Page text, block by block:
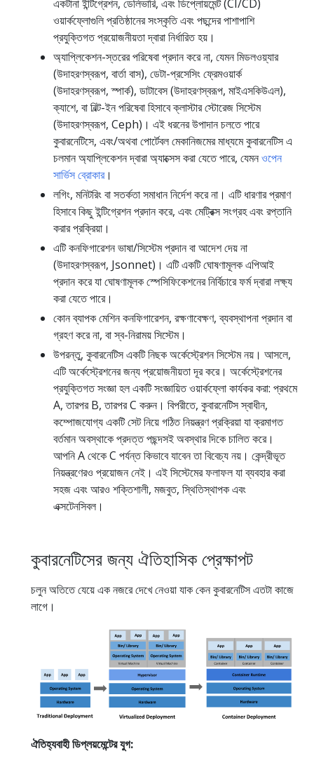
একটানা ইন্টিগ্রেশন, ডেলিভারি, এবং ডিপ্লোয়মেন্ট (CI/CD)
ওয়ার্কফ্লোগুলি প্রতিষ্ঠানের সংস্কৃতি এবং পছন্দের পাশাপাশি
প্রযুক্তিগত প্রয়োজনীয়তা দ্বারা নির্ধারিত হয়।
অ্যাপ্লিকেশন-স্তরের পরিষেবা প্রদান করে না, যেমন মিডলওয়্যার
(উদাহরণস্বরূপ, বার্তা বাস), ডেটা-প্রসেসিং ফ্রেমওয়ার্ক
(উদাহরণস্বরূপ, স্পার্ক), ডাটাবেস (উদাহরণস্বরূপ, মাইএসকিউএল),
ক্যাশে, বা বিল্ট-ইন পরিষেবা হিসাবে ক্লাস্টার স্টোরেজ সিস্টেম
(উদাহরণস্বরূপ, Ceph)। এই ধরনের উপাদান চলতে পারে
কুবারনেটিসে, এবং/অথবা পোর্টেবল মেকানিজমের মাধ্যমে কুবারনেটিস এ
চলমান অ্যাপ্লিকেশন দ্বারা অ্যাক্সেস করা যেতে পারে, যেমনওপেন
সার্ভিস ব্রোকার।
লগিং, মনিটরিং বা সতর্কতা সমাধান নির্দেশ করে না। এটি ধারণার প্রমাণ
হিসাবে কিছু ইন্টিগ্রেশন প্রদান করে, এবং মেট্রিক্স সংগ্রহ এবং রপ্তানি
করার প্রক্রিয়া।
এটি কনফিগারেশন ভাষা/সিস্টেম প্রদান বা আদেশ দেয় না
(উদাহরণস্বরূপ, Jsonnet)। এটি একটি ঘোষণামূলক এপিআই
প্রদান করে যা ঘোষণামূলক স্পেসিফিকেশনের নির্বিচারে ফর্ম দ্বারা লক্ষ্য
করা যেতে পারে।
কোন ব্যাপক মেশিন কনফিগারেশন, রক্ষণাবেক্ষণ, ব্যবস্থাপনা প্রদান বা
গ্রহণ করে না, বা স্ব-নিরাময় সিস্টেম।
উপরন্তু, কুবারনেটিস একটি নিছক অর্কেস্ট্রেশন সিস্টেম নয়। আসলে,
এটি অর্কেস্ট্রেশনের জন্য প্রয়োজনীয়তা দূর করে। অর্কেস্ট্রেশনের
প্রযুক্তিগত সংজ্ঞা হল একটি সংজ্ঞায়িত ওয়ার্কফ্লো কার্যকর করা: প্রথমে
A, তারপর B, তারপর C করুন। বিপরীতে, কুবারনেটিস স্বাধীন,
কম্পোজযোগ্য একটি সেট নিয়ে গঠিত নিয়ন্ত্রণ প্রক্রিয়া যা ক্রমাগত
বর্তমান অবস্থাকে প্রদত্ত পছন্দসই অবস্থার দিকে চালিত করে।
আপনি A থেকে C পর্যন্ত কিভাবে যাবেন তা বিবেচ্য নয়। কেন্দ্রীভূত
নিয়ন্ত্রণেরও প্রয়োজন নেই। এই সিস্টেমের ফলাফল যা ব্যবহার করা
সহজ এবং আরও শক্তিশালী, মজবুত, স্থিতিস্থাপক এবং
এক্সটেনসিবল।
কুবারনেটিসের জন্য ঐতিহাসিক প্রেক্ষাপট
চলুন অতিতে যেয়ে এক নজরে দেখে নেওয়া যাক কেন কুবারনেটিস এতটা কাজে
লাগে।
ঐতিহ্যবাহী ডিপ্লয়মেন্টের যুগ: